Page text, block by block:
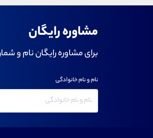
مشاوره رایگان
برای مشاوره رایگان نام و
نام و نام خانوادگی